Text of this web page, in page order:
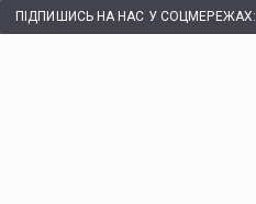
ПІДПИШИСЬ НА НАС У СОЦМЕРЕЖАХ: